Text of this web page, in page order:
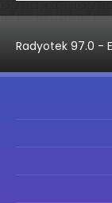
Radyotek 97.0 -